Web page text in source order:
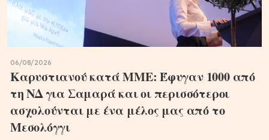
06/08/2026
Καρυστιανού κατά ΜΜΕ: Έφυγαν 1000 από
τη ΝΔ για Σαμαρά και οι περισσότεροι
ασχολούνται με ένα μέλος μας από το
Μεσολόγγι